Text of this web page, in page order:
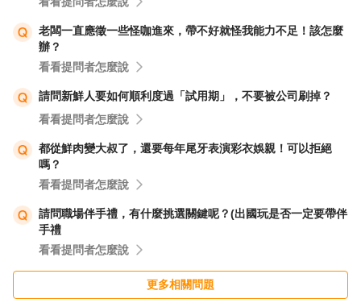
老闆一直應徵一些怪咖進來，帶不好就怪我能力不足！該怎麼
辦？
看看提問者怎麼說
請問新鮮人要如何順利度過「試用期」，不要被公司刷掉？
看看提問者怎麼說
都從鮮肉變大叔了，還要每年尾牙表演彩衣娛親！可以拒絕
嗎？
看看提問者怎麼說
請問職場伴手禮，有什麼挑選關鍵呢？(出國玩是否一定要帶伴
手禮
看看提問者怎麼說
更多相關問題